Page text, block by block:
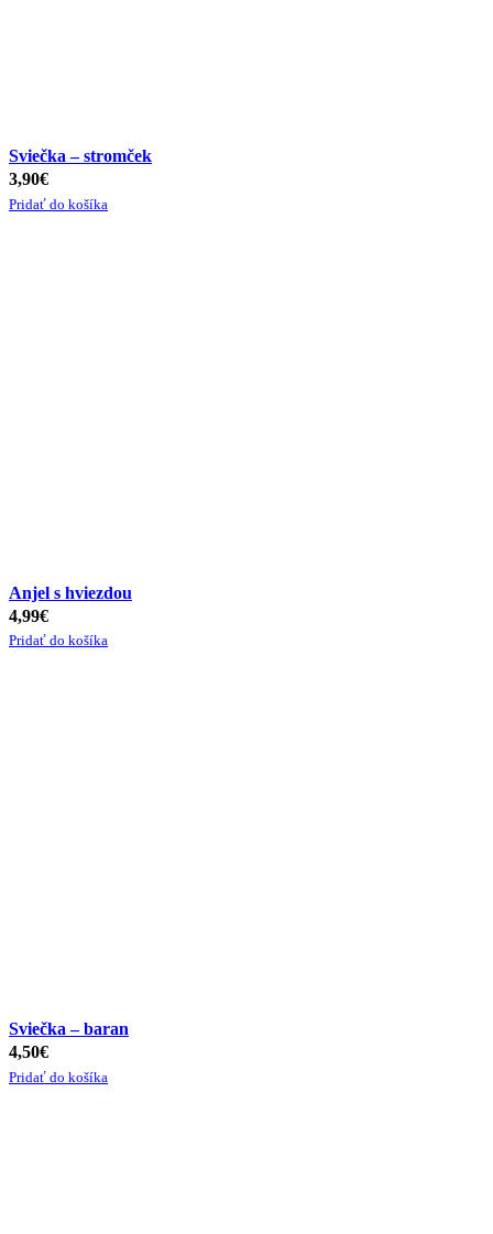
Sviečka – stromček
3,90€
Pridať do košíka
Anjel s hviezdou
4,99€
Pridať do košíka
Sviečka – baran
4,50€
Pridať do košíka